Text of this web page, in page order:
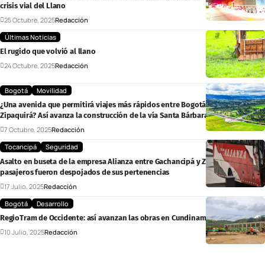
crisis vial del Llano
25 Octubre, 2025Redacción
Últimas Noticias
El rugido que volvió al llano
24 Octubre, 2025Redacción
Bogotá
Movilidad
¿Una avenida que permitirá viajes más rápidos entre Bogotá, Chía, Cajicá y
Zipaquirá? Así avanza la construcción de la vía Santa Bárbara
7 Octubre, 2025Redacción
Tocancipá
Seguridad
Asalto en buseta de la empresa Alianza entre Gachancipá y Zipaquirá: los
pasajeros fueron despojados de sus pertenencias
17 Julio, 2025Redacción
Bogotá
Desarrollo
RegioTram de Occidente: así avanzan las obras en Cundinamarca
10 Julio, 2025Redacción